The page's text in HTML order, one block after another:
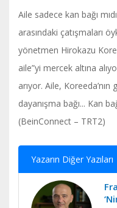
Aile sadece kan bağı
arasındaki çatışmaları
yönetmen Hirokazu
aile”yi mercek altına
arıyor. Aile,
dayanışma bağı... Kan
(BeinConnect – TRT2)
Yazarın Diğer Yazıları